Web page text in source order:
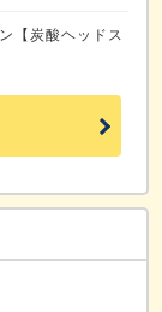
【炭酸ヘッドス